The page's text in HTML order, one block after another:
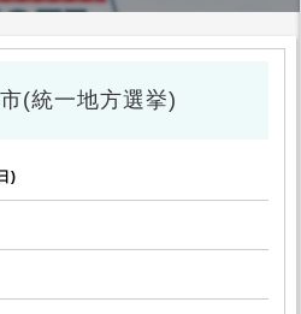
(統一地方選挙)
)